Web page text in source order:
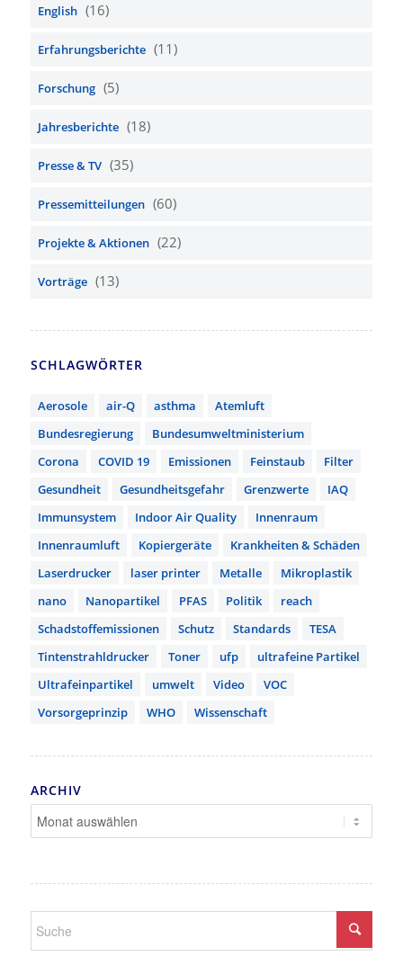
English (16)
Erfahrungsberichte (11)
Forschung (5)
Jahresberichte (18)
Presse & TV (35)
Pressemitteilungen (60)
Projekte & Aktionen (22)
Vorträge (13)
SCHLAGWÖRTER
Aerosole air-Q asthma
Atemluft
Bundesregierung
Bundesumweltministerium
Corona
COVID 19 Emissionen Feinstaub
Filter
Gesundheit
Gesundheitsgefahr Grenzwerte
IAQ
Immunsystem
Indoor Air Quality
Innenraum
Innenraumluft
Kopiergeräte
Krankheiten & Schäden
Laserdrucker
laser printer Metalle
Mikroplastik
nano
Nanopartikel PFAS Politik
reach
Schadstoffemissionen
Schutz Standards
TESA
Tintenstrahldrucker
Toner ufp
ultrafeine Partikel
Ultrafeinpartikel
umwelt Video
VOC
Vorsorgeprinzip
WHO Wissenschaft
ARCHIV